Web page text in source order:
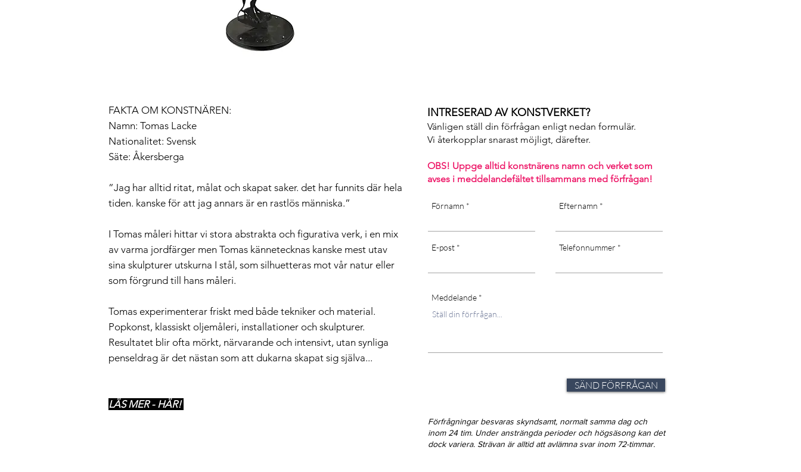
FAKTA OM KONSTNÄREN:
Namn: Tomas Lacke
Nationalitet: Svensk
Säte: Åkersberga
”Jag har alltid ritat, målat och skapat saker. det har funnits där hela
tiden. kanske för att jag annars är en rastlös människa.”
I Tomas måleri hittar vi stora abstrakta och figurativa verk, i en mix
av varma jordfärger men Tomas kännetecknas kanske mest utav
sina skulpturer utskurna I stål, som silhuetteras mot vår natur eller
som förgrund till hans måleri.
Tomas experimenterar friskt med både tekniker och material.
Popkonst, klassiskt oljemåleri, installationer och skulpturer.
Resultatet blir ofta mörkt, närvarande och intensivt, utan synliga
penseldrag är det nästan som att dukarna skapat sig själva...
LÄS MER - HÄR!
INTRESERAD AV KONSTVERKET?
Vänligen ställ din förfrågan enligt nedan formulär.
Vi återkopplar snarast möjligt, därefter. ​
OBS! Uppge alltid konstnärens namn och verket som
avses i meddelandefältet tillsammans med förfrågan!
Förnamn
E-post
Efternamn
Telefonnummer
Meddelande
SÄND FÖRFRÅGAN
Förfrågningar besvaras skyndsamt, normalt samma dag och
inom 24 tim. Under ansträngda perioder och högsäsong kan det
dock variera. Strävan är alltid att avlämna svar inom 72-timmar.